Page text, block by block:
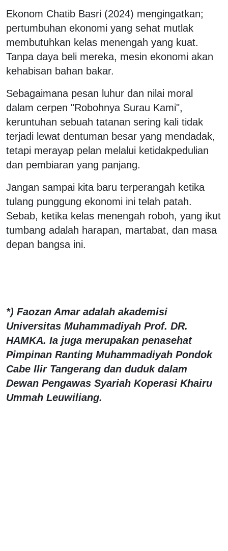
Ekonom Chatib Basri (2024) mengingatkan;
pertumbuhan ekonomi yang sehat mutlak
membutuhkan kelas menengah yang kuat.
Tanpa daya beli mereka, mesin ekonomi akan
kehabisan bahan bakar.
Sebagaimana pesan luhur dan nilai moral
dalam cerpen "Robohnya Surau Kami",
keruntuhan sebuah tatanan sering kali tidak
terjadi lewat dentuman besar yang mendadak,
tetapi merayap pelan melalui ketidakpedulian
dan pembiaran yang panjang.
Jangan sampai kita baru terperangah ketika
tulang punggung ekonomi ini telah patah.
Sebab, ketika kelas menengah roboh, yang ikut
tumbang adalah harapan, martabat, dan masa
depan bangsa ini.
*) Faozan Amar adalah akademisi
Universitas Muhammadiyah Prof. DR.
HAMKA. Ia juga merupakan penasehat
Pimpinan Ranting Muhammadiyah Pondok
Cabe Ilir Tangerang dan duduk dalam
Dewan Pengawas Syariah Koperasi Khairu
Ummah Leuwiliang.